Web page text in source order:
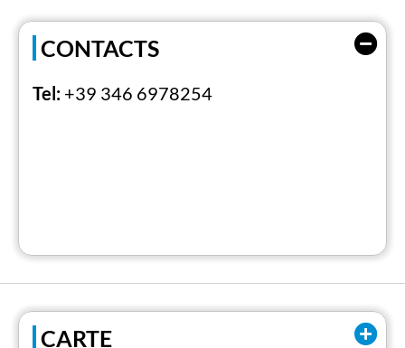
CONTACTS
Tel: +39 346 6978254
CARTE